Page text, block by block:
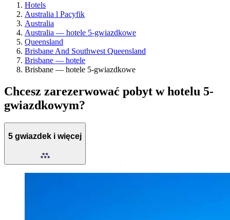
Hotels
Australia l Pacyfik
Australia
Australia — hotele 5-gwiazdkowe
Queensland
Brisbane And Southwest Queensland
Brisbane — hotele
Brisbane — hotele 5-gwiazdkowe
Chcesz zarezerwować pobyt w hotelu 5-
gwiazdkowym?
5 gwiazdek i więcej